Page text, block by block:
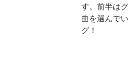
す。前半は
曲を選んで
グ！